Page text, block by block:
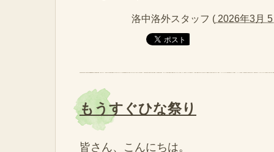
洛中洛外スタッフ ( 2026年3月
もうすぐひな祭り
皆さん、こんにちは。